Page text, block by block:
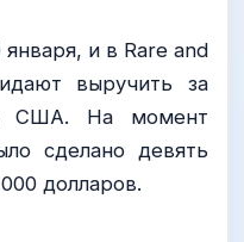
и в Rare and
выручить за
США. На момент
сделано девять
долларов.